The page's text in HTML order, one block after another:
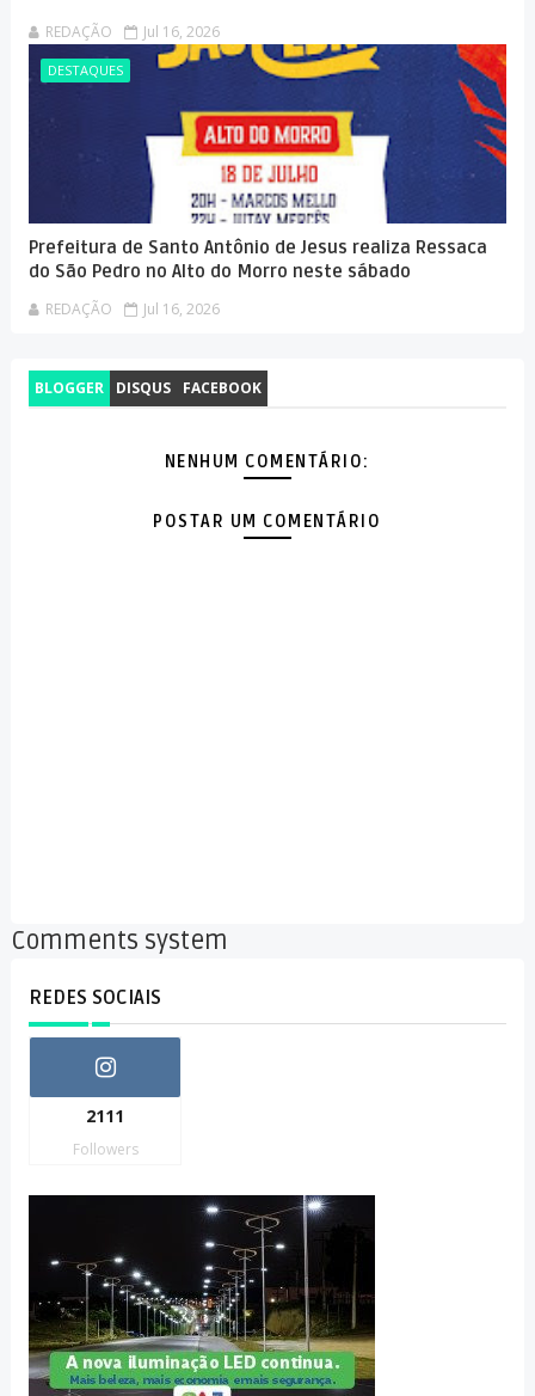
REDAÇÃO Jul 16, 2026
DESTAQUES
Prefeitura de Santo Antônio de Jesus realiza Ressaca
do São Pedro no Alto do Morro neste sábado
REDAÇÃO Jul 16, 2026
BLOGGER DISQUS FACEBOOK
NENHUM COMENTÁRIO:
POSTAR UM COMENTÁRIO
Comments system
REDES SOCIAIS
2111
Followers